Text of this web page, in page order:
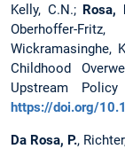
Kelly, C.N.; Rosa,
Oberhoffer-
Wickramasinghe,
Childhood
Upstream
https://doi.org/
Da Rosa, P.,